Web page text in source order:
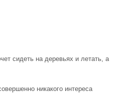
сидеть на деревьях и летать, а
никакого интереса